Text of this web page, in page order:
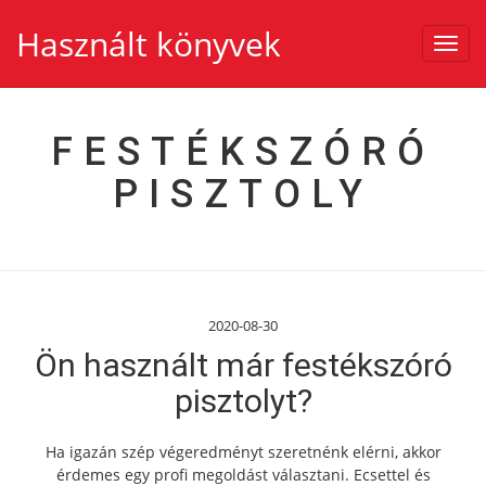
Használt könyvek
FESTÉKSZÓRÓ
PISZTOLY
2020-08-30
Ön használt már festékszóró
pisztolyt?
Ha igazán szép végeredményt szeretnénk elérni, akkor
érdemes egy profi megoldást választani. Ecsettel és